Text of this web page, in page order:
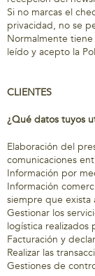
Si no marcas el
privacidad, no se
Normalmente
leído y acepto la
CLIENTES
¿Qué datos tuyos
Elaboración del
comunicaciones
Información por
Información
siempre que exista
Gestionar los
logística realizados
Facturación y
Realizar las
Gestiones de